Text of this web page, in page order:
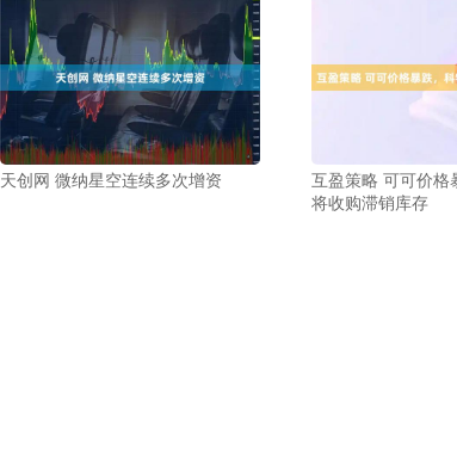
天创网 微纳星空连续多次增资
互盈策略 可可价格
将收购滞销库存